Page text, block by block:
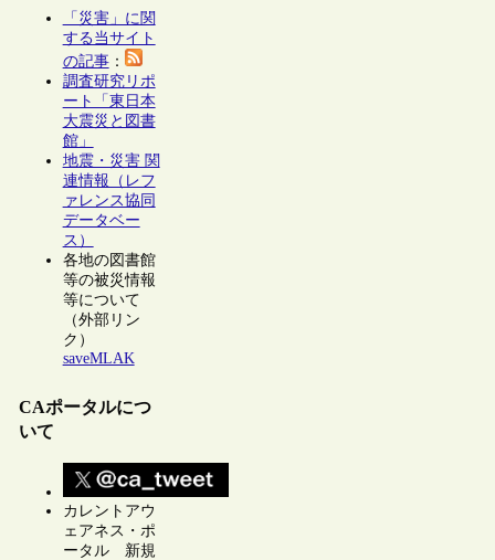
「災害」に関
する当サイト
の記事：
調査研究リポ
ート「東日本
大震災と図書
館」
地震・災害 関
連情報（レフ
ァレンス協同
データベー
ス）
各地の図書館
等の被災情報
等について
（外部リン
ク）
saveMLAK
CAポータルにつ
いて
カレントアウ
ェアネス・ポ
ータル 新規